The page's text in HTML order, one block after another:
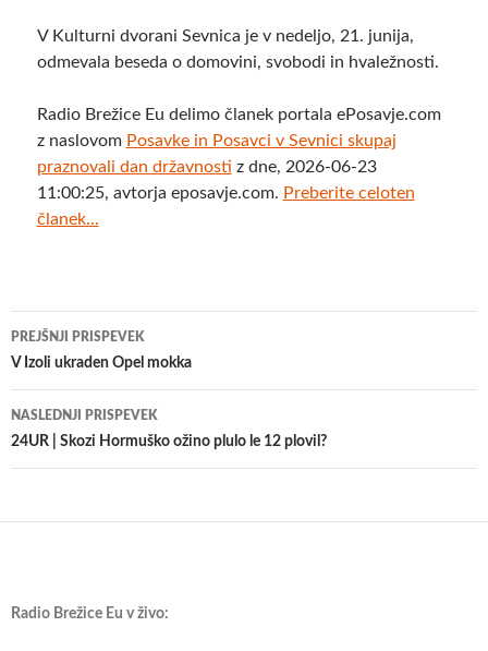
V Kulturni dvorani Sevnica je v nedeljo, 21. junija,
odmevala beseda o domovini, svobodi in hvaležnosti.
Radio Brežice Eu delimo članek portala ePosavje.com
z naslovom Posavke in Posavci v Sevnici skupaj
praznovali dan državnosti z dne, 2026-06-23
11:00:25, avtorja eposavje.com. Preberite celoten
članek...
Krmarjenje
po
prispevkih
PREJŠNJI PRISPEVEK
V Izoli ukraden Opel mokka
NASLEDNJI PRISPEVEK
24UR | Skozi Hormuško ožino plulo le 12 plovil?
Radio Brežice Eu v živo: